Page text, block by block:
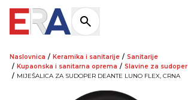
Naslovnica / Keramika i sanitarije / Sanitarije
/ Kupaonska i sanitarna oprema / Slavine za sudoper
/ MIJEŠALICA ZA SUDOPER DEANTE LUNO FLEX, CRNA